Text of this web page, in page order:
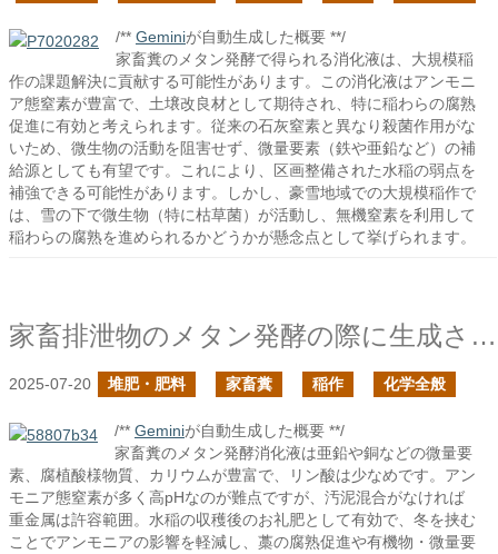
/** Geminiが自動生成した概要 **/
家畜糞のメタン発酵で得られる消化液は、大規模稲
作の課題解決に貢献する可能性があります。この消化液はアンモニ
ア態窒素が豊富で、土壌改良材として期待され、特に稲わらの腐熟
促進に有効と考えられます。従来の石灰窒素と異なり殺菌作用がな
いため、微生物の活動を阻害せず、微量要素（鉄や亜鉛など）の補
給源としても有望です。これにより、区画整備された水稲の弱点を
補強できる可能性があります。しかし、豪雪地域での大規模稲作で
は、雪の下で微生物（特に枯草菌）が活動し、無機窒素を利用して
稲わらの腐熟を進められるかどうかが懸念点として挙げられます。
家畜排泄物のメタン発酵の際に生成される消化液で沈殿しやすい金属は残るか？の続き
2025-07-20 堆肥・肥料 家畜糞 稲作 化学全般
/** Geminiが自動生成した概要 **/
家畜糞のメタン発酵消化液は亜鉛や銅などの微量要
素、腐植酸様物質、カリウムが豊富で、リン酸は少なめです。アン
モニア態窒素が多く高pHなのが難点ですが、汚泥混合がなければ
重金属は許容範囲。水稲の収穫後のお礼肥として有効で、冬を挟む
ことでアンモニアの影響を軽減し、藁の腐熟促進や有機物・微量要